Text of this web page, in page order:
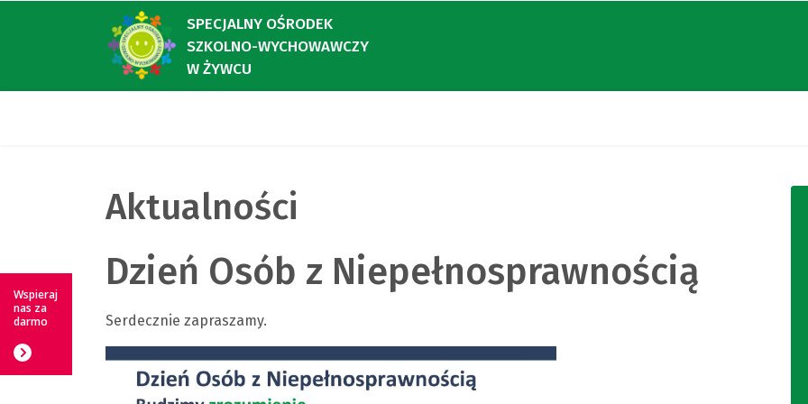
SPECJALNY OŚRODEK
SZKOLNO-WYCHOWAWCZY
W ŻYWCU
Aktualności
Dzień Osób z Niepełnosprawnością
Serdecznie zapraszamy.
Wspieraj
nas za
darmo